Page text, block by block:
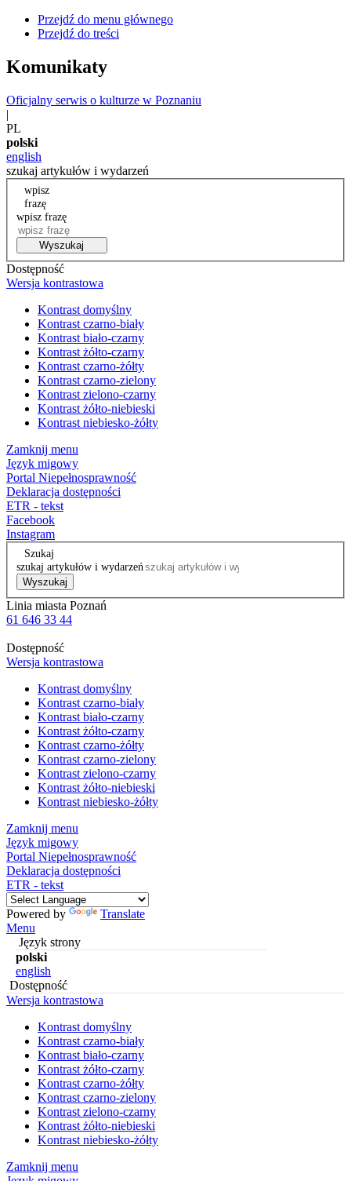
Przejdź do menu głównego
Przejdź do treści
Komunikaty
Oficjalny serwis o kulturze w Poznaniu
|
PL
polski
english
szukaj artykułów i wydarzeń
wpisz
frazę
wpisz frazę
Wyszukaj
Dostępność
Wersja kontrastowa
Kontrast domyślny
Kontrast czarno-biały
Kontrast biało-czarny
Kontrast żółto-czarny
Kontrast czarno-żółty
Kontrast czarno-zielony
Kontrast zielono-czarny
Kontrast żółto-niebieski
Kontrast niebiesko-żółty
Zamknij menu
Język migowy
Portal Niepełnosprawność
Deklaracja dostępności
ETR - tekst
Facebook
Instagram
Szukaj
szukaj artykułów i wydarzeń
Wyszukaj
Linia miasta Poznań
61 646 33 44
Dostępność
Wersja kontrastowa
Kontrast domyślny
Kontrast czarno-biały
Kontrast biało-czarny
Kontrast żółto-czarny
Kontrast czarno-żółty
Kontrast czarno-zielony
Kontrast zielono-czarny
Kontrast żółto-niebieski
Kontrast niebiesko-żółty
Zamknij menu
Język migowy
Portal Niepełnosprawność
Deklaracja dostępności
ETR - tekst
Powered by
Translate
Menu
Język strony
polski
english
Dostępność
Wersja kontrastowa
Kontrast domyślny
Kontrast czarno-biały
Kontrast biało-czarny
Kontrast żółto-czarny
Kontrast czarno-żółty
Kontrast czarno-zielony
Kontrast zielono-czarny
Kontrast żółto-niebieski
Kontrast niebiesko-żółty
Zamknij menu